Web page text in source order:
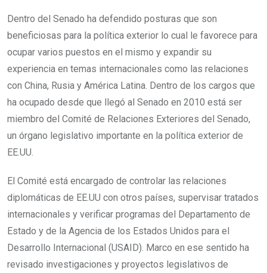
Dentro del Senado ha defendido posturas que son
beneficiosas para la política exterior lo cual le favorece para
ocupar varios puestos en el mismo y expandir su
experiencia en temas internacionales como las relaciones
con China, Rusia y América Latina. Dentro de los cargos que
ha ocupado desde que llegó al Senado en 2010 está ser
miembro del Comité de Relaciones Exteriores del Senado,
un órgano legislativo importante en la política exterior de
EE.UU.
El Comité está encargado de controlar las relaciones
diplomáticas de EE.UU con otros países, supervisar tratados
internacionales y verificar programas del Departamento de
Estado y de la Agencia de los Estados Unidos para el
Desarrollo Internacional (USAID). Marco en ese sentido ha
revisado investigaciones y proyectos legislativos de